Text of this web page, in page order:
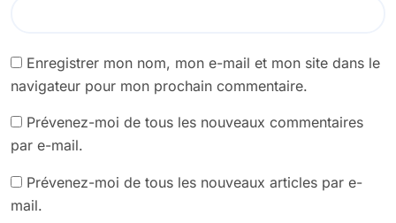
Enregistrer mon nom, mon e-mail et mon site dans le
navigateur pour mon prochain commentaire.
Prévenez-moi de tous les nouveaux commentaires
par e-mail.
Prévenez-moi de tous les nouveaux articles par e-
mail.